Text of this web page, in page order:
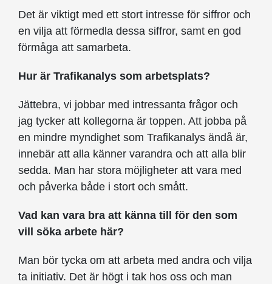
Det är viktigt med ett stort intresse för siffror och
en vilja att förmedla dessa siffror, samt en god
förmåga att samarbeta.
Hur är Trafikanalys som arbetsplats?
Jättebra, vi jobbar med intressanta frågor och
jag tycker att kollegorna är toppen. Att jobba på
en mindre myndighet som Trafikanalys ändå är,
innebär att alla känner varandra och att alla blir
sedda. Man har stora möjligheter att vara med
och påverka både i stort och smått.
Vad kan vara bra att känna till för den som
vill söka arbete här?
Man bör tycka om att arbeta med andra och vilja
ta initiativ. Det är högt i tak hos oss och man